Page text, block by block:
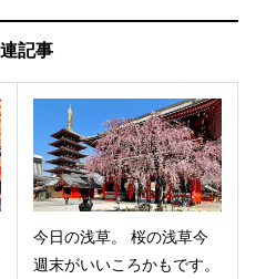
記事
今日の浅草。 桜の浅草今
週末がいいころかもです。